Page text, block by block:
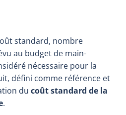
standard, nombre
au budget de main-
nécessaire pour la
défini comme référence et
du coût standard de la
.